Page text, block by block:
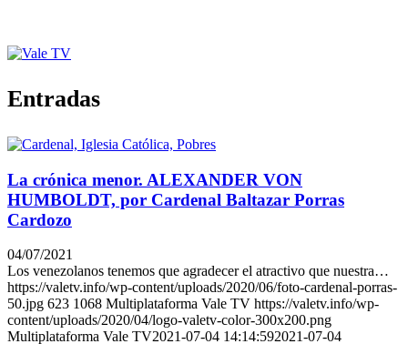
Entradas
La crónica menor. ALEXANDER VON
HUMBOLDT, por Cardenal Baltazar Porras
Cardozo
04/07/2021
Los venezolanos tenemos que agradecer el atractivo que nuestra…
https://valetv.info/wp-content/uploads/2020/06/foto-cardenal-porras-
50.jpg 623 1068 Multiplataforma Vale TV https://valetv.info/wp-
content/uploads/2020/04/logo-valetv-color-300x200.png
Multiplataforma Vale TV2021-07-04 14:14:592021-07-04